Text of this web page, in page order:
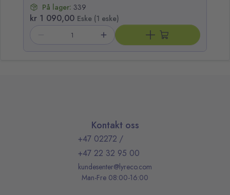
På lager: 339
kr 1 090,00 Eske (1 eske)
Kontakt oss
+47 02272 /
+47 22 32 95 00
kundesenter@lyreco.com
Man-Fre 08:00-16:00